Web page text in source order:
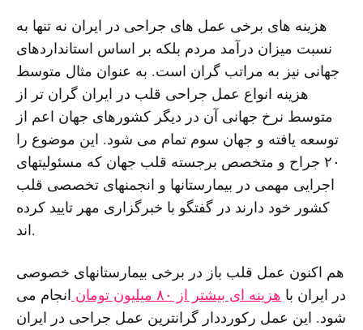
هزینه های برخی عمل های جراحی در ایران نه تنها به
نسبت میزان درآمد مردم بلکه بر اساس استانداردهای
جهانی نیز به مراتب گران است. به عنوان مثال متوسط
هزینه انواع عمل جراحی قلب در ایران گران تر از
متوسط نرخ جهانی آن در دیگر کشورهای جهان اعم از
توسعه یافته و جهان سوم تمام می شود. این موضوع را
۲۰ جراح و متخصص برجسته قلب جهان که مسئولیتهای
اجرایی مهمی در بیمارستانها و انجمنهای تخصصی قلب
کشور خود دارند در گفتگو با خبرگزاری مهر تایید کرده
اند.
هم اکنون عمل قلب باز در برخی بیمارستانهای خصوصی
در ایران با هزینه ای بیشتر از ۸۰ میلیون تومان
انجام می
شود. این عمل رکورددار گرانترین عمل جراحی در ایران